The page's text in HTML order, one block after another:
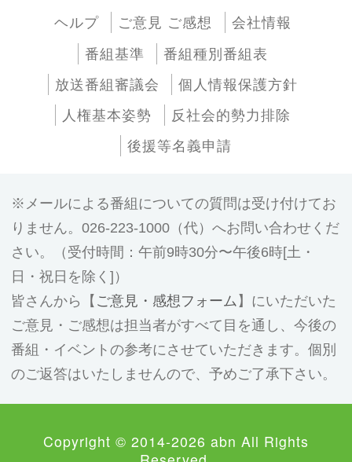
ヘルプ ご意見 ご感想
会社情報
番組基準
番組種別番組表
放送番組審議会
個人情報保護方針
人権基本姿勢
反社会的勢力排除
後援等名義申請
メールによる番組についての質問は受け付けてお
りません。026-223-1000（代）へお問い合わせくだ
さい。（受付時間：午前9時30分〜午後6時[土・
日・祝日を除く]）
皆さんから【 ご意見・感想フォーム 】にいただいた
ご意見・ご感想は担当者がすべて目を通し、今後の
番組・イベントの参考にさせていただきます。個別
のご返答はいたしませんので、予めご了承下さい。
Copyright © 2014-2026 abn All Rights